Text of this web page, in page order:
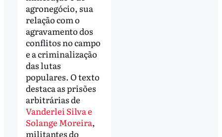
agronegócio, sua
relação com o
agravamento dos
conflitos no campo
e a criminalização
das lutas
populares. O texto
destaca as prisões
arbitrárias de
Vanderlei Silva e
Solange Moreira,
militantes do